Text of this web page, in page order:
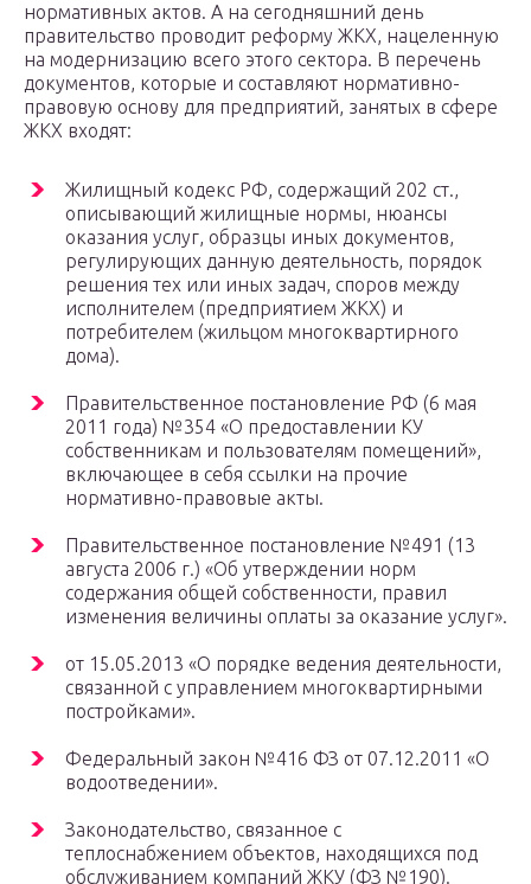
нормативных актов. А на сегодняшний день
правительство проводит реформу ЖКХ, нацеленную
на модернизацию всего этого сектора. В перечень
документов, которые и составляют нормативно-
правовую основу для предприятий, занятых в сфере
ЖКХ входят:
Жилищный кодекс РФ, содержащий 202 ст.,
описывающий жилищные нормы, нюансы
оказания услуг, образцы иных документов,
регулирующих данную деятельность, порядок
решения тех или иных задач, споров между
исполнителем (предприятием ЖКХ) и
потребителем (жильцом многоквартирного
дома).
Правительственное постановление РФ (6 мая
2011 года) №354 «О предоставлении КУ
собственникам и пользователям помещений»,
включающее в себя ссылки на прочие
нормативно-правовые акты.
Правительственное постановление №491 (13
августа 2006 г.) «Об утверждении норм
содержания общей собственности, правил
изменения величины оплаты за оказание услуг».
от 15.05.2013 «О порядке ведения деятельности,
связанной с управлением многоквартирными
постройками».
Федеральный закон №416 ФЗ от 07.12.2011 «О
водоотведении».
Законодательство, связанное с
теплоснабжением объектов, находящихся под
обслуживанием компаний ЖКУ (ФЗ №190).